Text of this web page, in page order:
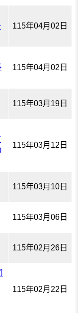
115年04月02日
115年04月02日
115年03月19日
115年03月12日
115年03月10日
115年03月06日
115年02月26日
115年02月22日